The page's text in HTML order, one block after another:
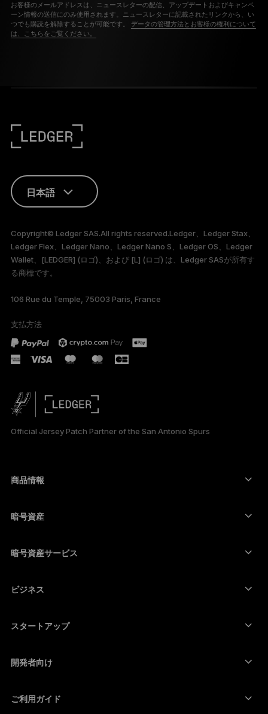
お客様のメールアドレスは、ニュースレターの配信、アップデートおよびキャンペ
ーン情報の送信にのみ使用されます。ニュースレターに記載されたリンクから、い
つでも購読を解除することが可能です。 データの管理方法とお客様の権利について
は、こちらをご覧ください。
日本語
FRANÇAIS
TÜRKÇE
DEUTSCH
PORTUGUÊS
ESPAÑOL
简体中文
Copyright© Ledger SAS.All rights reserved.Ledger、Ledger Stax、
Ledger Flex、Ledger Nano、Ledger Nano S、Ledger OS、Ledger
Wallet、[LEDGER] (ロゴ)、および [L] (ロゴ) は、Ledger SASが所有す
る商標です。
106 Rue du Temple, 75003 Paris, France
支払方法
Official Jersey Patch Partner of the San Antonio Spurs
商品情報
コールド ウォレット
Ledger Stax
Ledger Nano Classics
セット商品
全ての商品
暗号資産
Ethereumウォレット
Cardanoウォレット
Moneroウォレット
暗号資産一覧を見る
暗号資産サービス
暗号資産を購入
暗号資産をスワップ
ビジネス
スタートアップ
開発者向け
ご利用ガイド